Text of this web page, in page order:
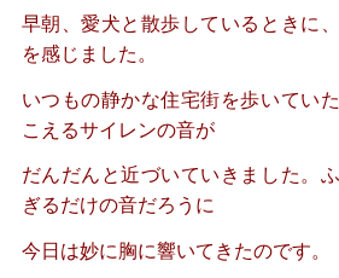
早朝、愛犬と散歩しているときに
を感じました。
いつもの静かな住宅街を歩いてい
こえるサイレンの音が
だんだんと近づいていきました。
ぎるだけの音だろうに
今日は妙に胸に響いてきたのです。